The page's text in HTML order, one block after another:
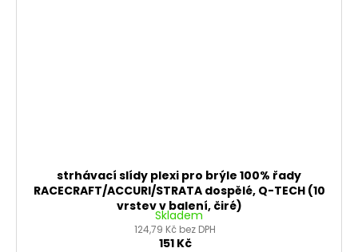
strhávací slídy plexi pro brýle 100% řady
RACECRAFT/ACCURI/STRATA dospělé, Q-TECH (10
vrstev v balení, čiré)
Skladem
124,79 Kč bez DPH
151 Kč